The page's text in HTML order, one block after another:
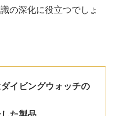
の深化に役立つでしょ
イビングウォッチの